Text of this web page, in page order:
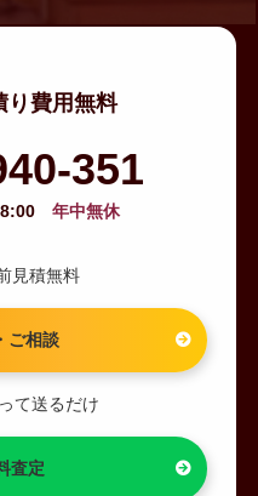
り費用無料
351
年中無休
見積無料
ご相談
て送るだけ
査定